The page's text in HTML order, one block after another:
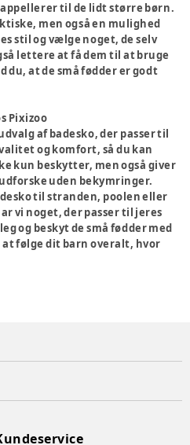
til de lidt større børn.
men også en mulighed
stil og vælge noget, de selv
lettere at få dem til at bruge
du, at de små fødder er godt
Pixizoo
af badesko, der passer til
og komfort, så du kan
kun beskytter, men også giver
uden bekymringer.
til stranden, poolen eller
vi noget, der passer til jeres
og beskyt de små fødder med
at følge dit barn overalt, hvor